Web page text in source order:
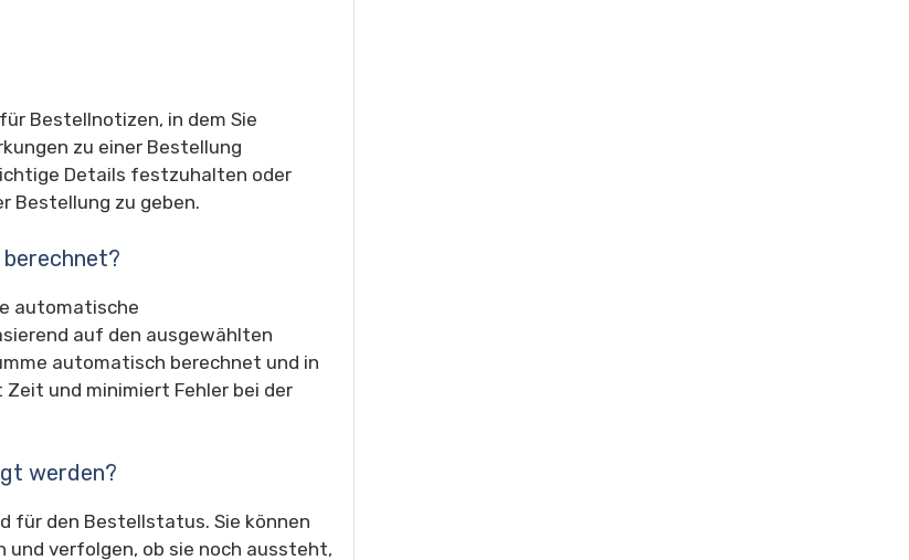
Bestellnotizen, in dem Sie
zu einer Bestellung
Details festzuhalten oder
Bestellung zu geben.
automatische
auf den ausgewählten
automatisch berechnet und in
und minimiert Fehler bei der
werden?
für den Bestellstatus. Sie können
verfolgen, ob sie noch aussteht,